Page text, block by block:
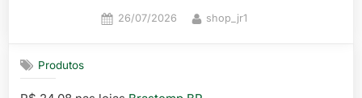
Posted
26/07/2026 By
shop_jr1
Produtos